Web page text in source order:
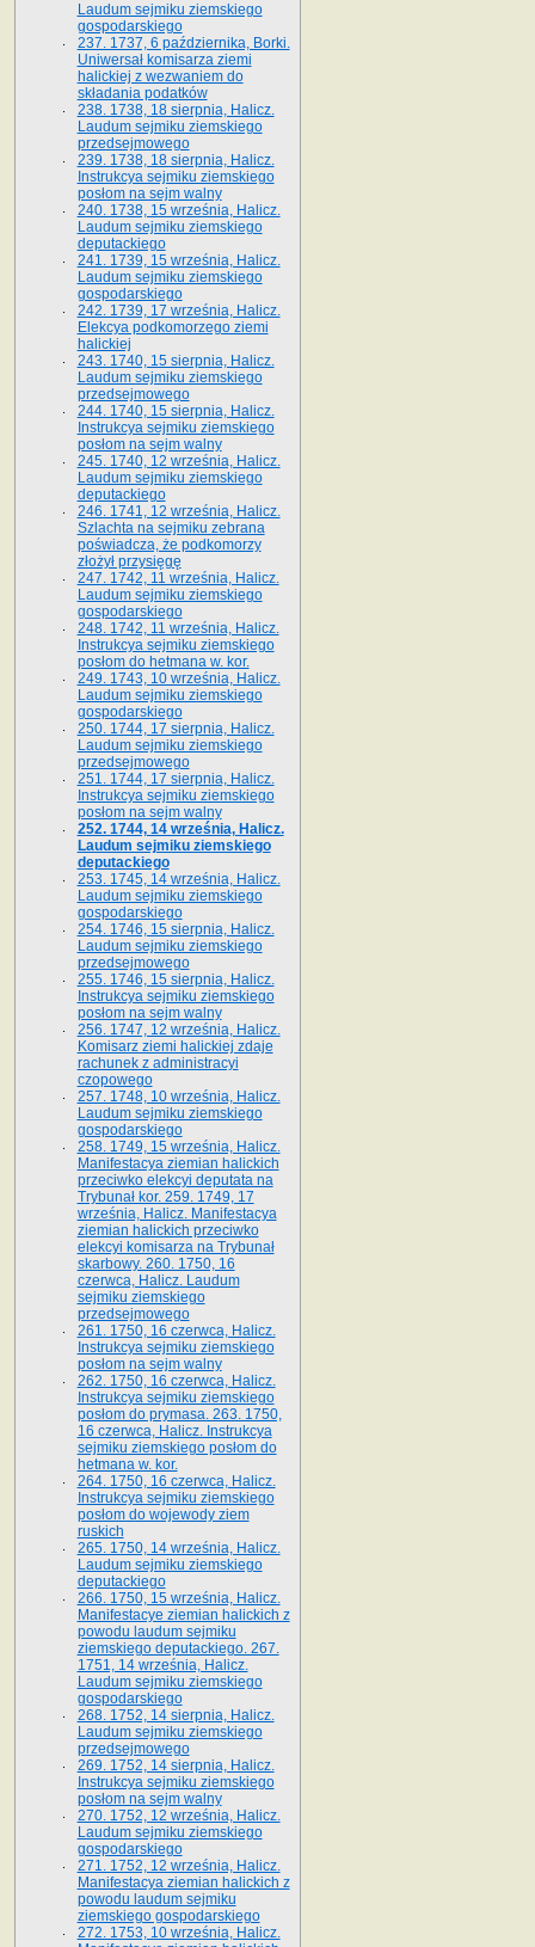
Laudum sejmiku ziemskiego
gospodarskiego
237. 1737, 6 października, Borki.
Uniwersał komisarza ziemi
halickiej z wezwaniem do
składania podatków
238. 1738, 18 sierpnia, Halicz.
Laudum sejmiku ziemskiego
przedsejmowego
239. 1738, 18 sierpnia, Halicz.
Instrukcya sejmiku ziemskiego
posłom na sejm walny
240. 1738, 15 września, Halicz.
Laudum sejmiku ziemskiego
deputackiego
241. 1739, 15 września, Halicz.
Laudum sejmiku ziemskiego
gospodarskiego
242. 1739, 17 września, Halicz.
Elekcya podkomorzego ziemi
halickiej
243. 1740, 15 sierpnia, Halicz.
Laudum sejmiku ziemskiego
przedsejmowego
244. 1740, 15 sierpnia, Halicz.
Instrukcya sejmiku ziemskiego
posłom na sejm walny
245. 1740, 12 września, Halicz.
Laudum sejmiku ziemskiego
deputackiego
246. 1741, 12 września, Halicz.
Szlachta na sejmiku zebrana
poświadcza, że podkomorzy
złożył przysięgę
247. 1742, 11 września, Halicz.
Laudum sejmiku ziemskiego
gospodarskiego
248. 1742, 11 września, Halicz.
Instrukcya sejmiku ziemskiego
posłom do hetmana w. kor.
249. 1743, 10 września, Halicz.
Laudum sejmiku ziemskiego
gospodarskiego
250. 1744, 17 sierpnia, Halicz.
Laudum sejmiku ziemskiego
przedsejmowego
251. 1744, 17 sierpnia, Halicz.
Instrukcya sejmiku ziemskiego
posłom na sejm walny
252. 1744, 14 września, Halicz.
Laudum sejmiku ziemskiego
deputackiego
253. 1745, 14 września, Halicz.
Laudum sejmiku ziemskiego
gospodarskiego
254. 1746, 15 sierpnia, Halicz.
Laudum sejmiku ziemskiego
przedsejmowego
255. 1746, 15 sierpnia, Halicz.
Instrukcya sejmiku ziemskiego
posłom na sejm walny
256. 1747, 12 września, Halicz.
Komisarz ziemi halickiej zdaje
rachunek z administracyi
czopowego
257. 1748, 10 września, Halicz.
Laudum sejmiku ziemskiego
gospodarskiego
258. 1749, 15 września, Halicz.
Manifestacya ziemian halickich
przeciwko elekcyi deputata na
Trybunał kor. 259. 1749, 17
września, Halicz. Manifestacya
ziemian halickich przeciwko
elekcyi komisarza na Trybunał
skarbowy. 260. 1750, 16
czerwca, Halicz. Laudum
sejmiku ziemskiego
przedsejmowego
261. 1750, 16 czerwca, Halicz.
Instrukcya sejmiku ziemskiego
posłom na sejm walny
262. 1750, 16 czerwca, Halicz.
Instrukcya sejmiku ziemskiego
posłom do prymasa. 263. 1750,
16 czerwca, Halicz. Instrukcya
sejmiku ziemskiego posłom do
hetmana w. kor.
264. 1750, 16 czerwca, Halicz.
Instrukcya sejmiku ziemskiego
posłom do wojewody ziem
ruskich
265. 1750, 14 września, Halicz.
Laudum sejmiku ziemskiego
deputackiego
266. 1750, 15 września, Halicz.
Manifestacye ziemian halickich z
powodu laudum sejmiku
ziemskiego deputackiego. 267.
1751, 14 września, Halicz.
Laudum sejmiku ziemskiego
gospodarskiego
268. 1752, 14 sierpnia, Halicz.
Laudum sejmiku ziemskiego
przedsejmowego
269. 1752, 14 sierpnia, Halicz.
Instrukcya sejmiku ziemskiego
posłom na sejm walny
270. 1752, 12 września, Halicz.
Laudum sejmiku ziemskiego
gospodarskiego
271. 1752, 12 września, Halicz.
Manifestacya ziemian halickich z
powodu laudum sejmiku
ziemskiego gospodarskiego
272. 1753, 10 września, Halicz.